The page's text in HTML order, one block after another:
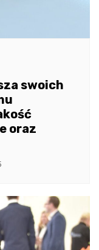
swoich
oraz